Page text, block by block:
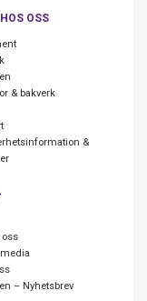
OSS
& bakverk
&
– Nyhetsbrev